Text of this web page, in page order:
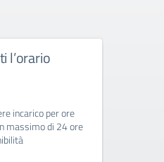
l’orario
incarico per ore
massimo di 24 ore